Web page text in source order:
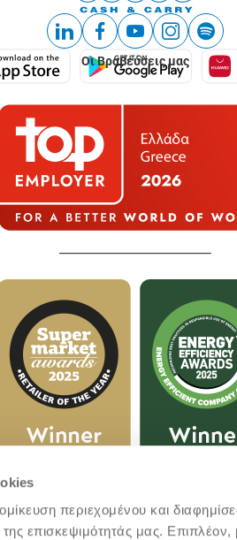
περιεχομένου και
επισκεψιμότητάς μας. Επιπλέον,
Οι Βραβεύσεις μας